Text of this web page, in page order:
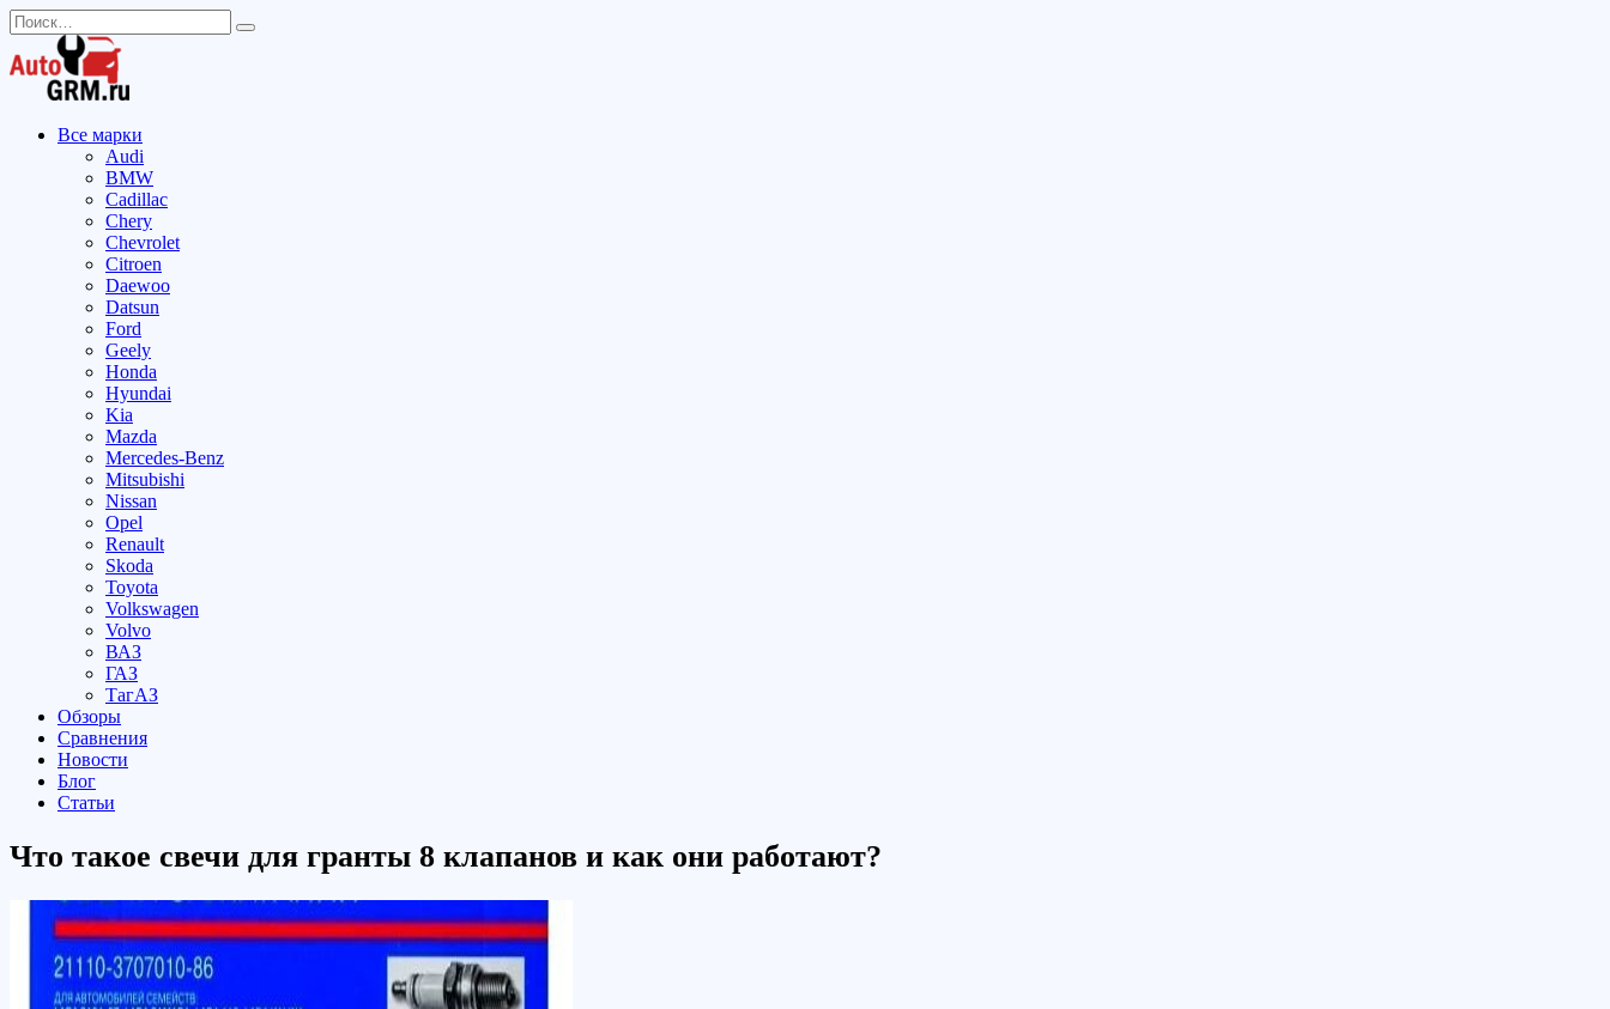
Перейти
к
содержанию
Search
for:
Все марки
Audi
BMW
Cadillac
Chery
Chevrolet
Citroen
Daewoo
Datsun
Ford
Geely
Honda
Hyundai
Kia
Mazda
Mercedes-Benz
Mitsubishi
Nissan
Opel
Renault
Skoda
Toyota
Volkswagen
Volvo
ВАЗ
ГАЗ
ТагАЗ
Обзоры
Сравнения
Новости
Блог
Статьи
Что такое свечи для гранты 8 клапанов и как они работают?